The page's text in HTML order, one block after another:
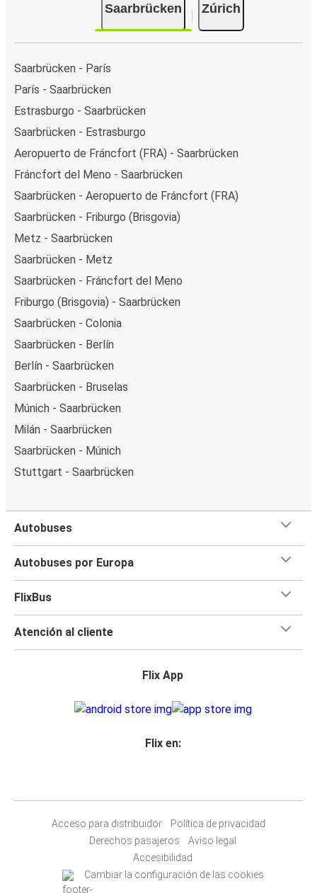
Saarbrücken Zúrich
Saarbrücken - París
París - Saarbrücken
Estrasburgo - Saarbrücken
Saarbrücken - Estrasburgo
Aeropuerto de Fráncfort (FRA) - Saarbrücken
Fráncfort del Meno - Saarbrücken
Saarbrücken - Aeropuerto de Fráncfort (FRA)
Saarbrücken - Friburgo (Brisgovia)
Metz - Saarbrücken
Saarbrücken - Metz
Saarbrücken - Fráncfort del Meno
Friburgo (Brisgovia) - Saarbrücken
Saarbrücken - Colonia
Saarbrücken - Berlín
Berlín - Saarbrücken
Saarbrücken - Bruselas
Múnich - Saarbrücken
Milán - Saarbrücken
Saarbrücken - Múnich
Stuttgart - Saarbrücken
Autobuses
Autobuses por Europa
FlixBus
Atención al cliente
Flix App
Flix en:
Acceso para distribuidor
Política de privacidad
Derechos pasajeros
Aviso legal
Accesibilidad
Cambiar la configuración de las cookies